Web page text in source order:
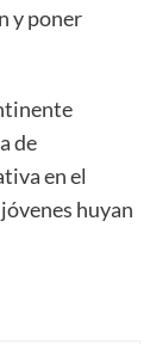
y poner
de
en el
huyan